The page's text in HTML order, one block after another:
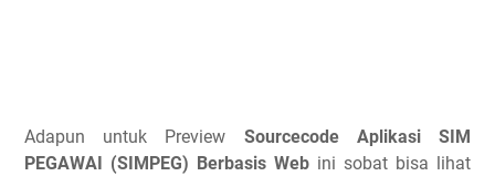
Adapun untuk Preview Sourcecode Aplikasi SIM
PEGAWAI (SIMPEG) Berbasis Web ini sobat bisa lihat